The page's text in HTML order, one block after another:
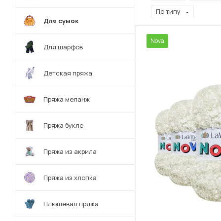
По типу
Nova
Для сумок
Для шарфов
Детская пряжа
Пряжа меланж
Пряжа букле
Пряжа из акрила
Пряжа из хлопка
Плюшевая пряжа